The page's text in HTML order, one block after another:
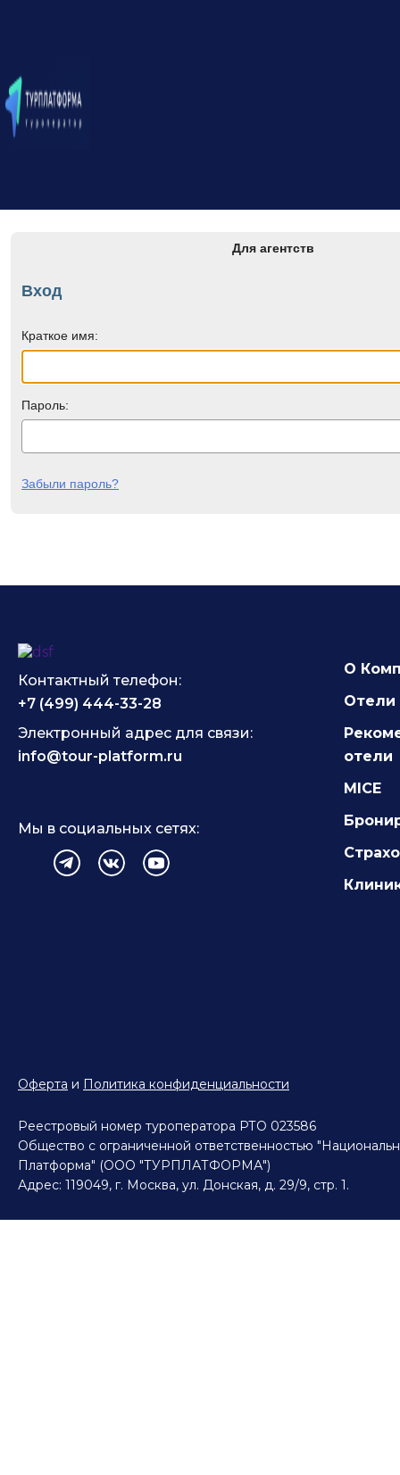
Для агентств
Вход
Краткое имя:
Пароль:
Забыли пароль?
Контактный телефон:
+7 (499) 444-33-28
Электронный адрес для связи:
info@tour-platform.ru
Мы в социальных сетях:
О
Отели
отели
MICE
Оферта и Политика конфиденциальности
Реестровый номер туроператора РТО 023586
Общество с ограниченной ответственностью
Платформа" (ООО "ТУРПЛАТФОРМА")
Адрес: 119049, г. Москва, ул. Донская, д. 29/9, стр. 1.